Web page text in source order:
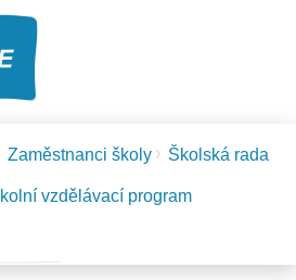
Zaměstnanci školy Školská rada
vzdělávací program